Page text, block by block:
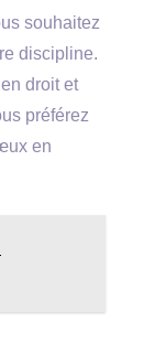
souhaitez
discipline.
droit et
préférez
en